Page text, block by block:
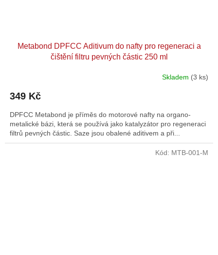
Metabond DPFCC Aditivum do nafty pro regeneraci a
čištění filtru pevných částic 250 ml
Skladem (3 ks)
349 Kč
DPFCC Metabond je příměs do motorové nafty na organo-
metalické bázi, která se používá jako katalyzátor pro regeneraci
filtrů pevných částic. Saze jsou obalené aditivem a při...
Kód: MTB-001-M